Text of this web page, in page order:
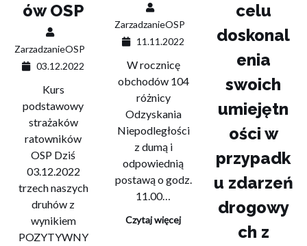
ów OSP
ZarzadzanieOSP
03.12.2022
Kurs
podstawowy
strażaków
ratowników
OSP Dziś
03.12.2022
trzech naszych
druhów z
wynikiem
POZYTYWNY
ZarzadzanieOSP
11.11.2022
W rocznicę
obchodów 104
różnicy
Odzyskania
Niepodległości
z dumą i
odpowiednią
postawą o godz.
11.00…
Czytaj więcej
celu
doskonal
enia
swoich
umiejętn
ości w
przypadk
u zdarzeń
drogowy
ch z